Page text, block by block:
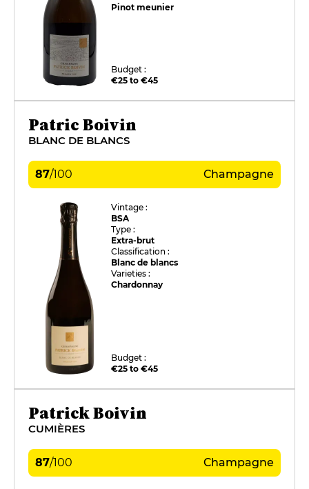
Pinot meunier
Budget :
€25 to €45
Patric Boivin
BLANC DE BLANCS
87/100 Champagne
Vintage :
BSA
Type :
Extra-brut
Classification :
Blanc de blancs
Varieties :
Chardonnay
Budget :
€25 to €45
Patrick Boivin
CUMIÈRES
87/100 Champagne